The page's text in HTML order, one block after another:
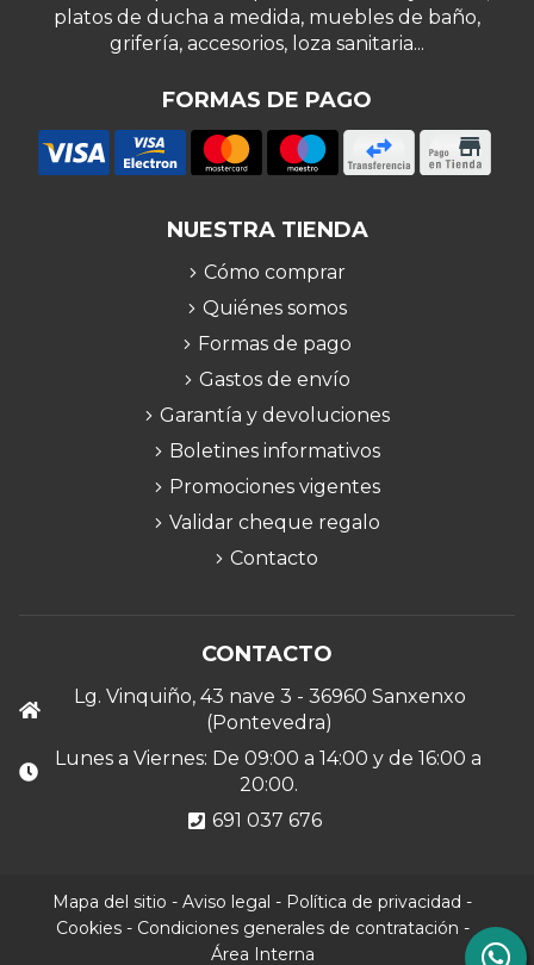
platos de ducha a medida, muebles de baño,
grifería, accesorios, loza sanitaria...
FORMAS DE PAGO
NUESTRA TIENDA
Cómo comprar
Quiénes somos
Formas de pago
Gastos de envío
Garantía y devoluciones
Boletines informativos
Promociones vigentes
Validar cheque regalo
Contacto
CONTACTO
Lg. Vinquiño, 43 nave 3 - 36960 Sanxenxo
(Pontevedra)
Lunes a Viernes: De 09:00 a 14:00 y de 16:00 a
20:00.
691 037 676
Mapa del sitio - Aviso legal - Política de privacidad -
Cookies- Condiciones generales de contratación -
Área Interna